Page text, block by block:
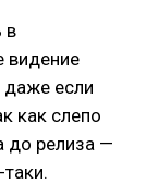
в
видение
даже если
как слепо
до релиза —